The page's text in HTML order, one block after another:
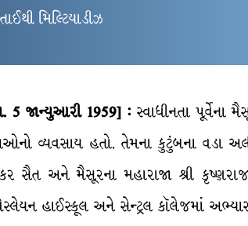
મિલ્ટિયાડીઝ
5 જાન્યુઆરી 1959] : સ્વાધીનતા પૂર્વેના
વ્યવસાય હતો. તેમના કુટુંબના વડા
સૈત અને મૈસૂરના મહારાજા શ્રી કૃષ્ણરાજ
વેસ્લેયન હાઈસ્કૂલ અને સેન્ટ્રલ કૉલેજમાં